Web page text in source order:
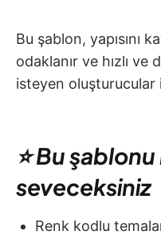
Bu şablon, yapısını
odaklanır ve hızlı ve
isteyen oluşturucular
⭐ Bu
seveceksiniz
Renk kodlu